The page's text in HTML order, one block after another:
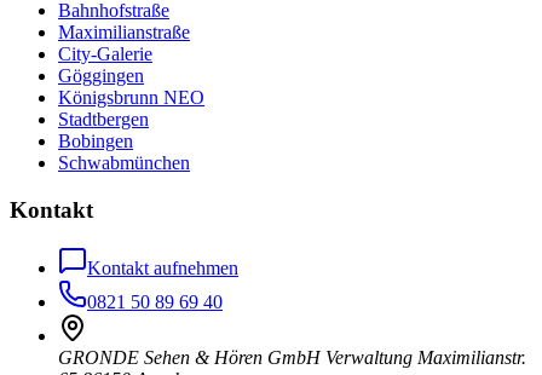
Bahnhofstraße
Maximilianstraße
City-Galerie
Göggingen
Königsbrunn NEO
Stadtbergen
Bobingen
Schwabmünchen
Kontakt
Kontakt aufnehmen
0821 50 89 69 40
GRONDE Sehen & Hören GmbH Verwaltung Maximilianstr.